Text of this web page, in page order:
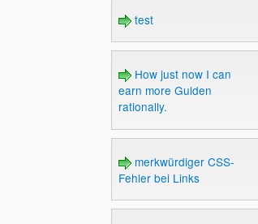
test
How just now I can
earn more Gulden
rationally.
merkwürdiger CSS-
Fehler bei Links